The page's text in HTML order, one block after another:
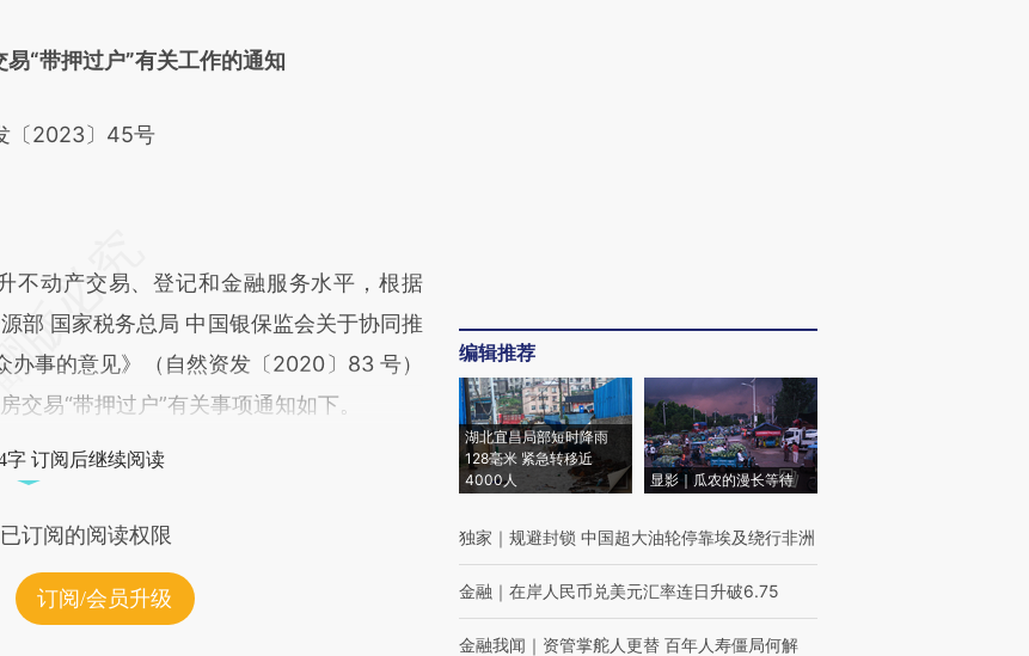
“带押过户”有关工作的通知
〔2023〕45号
动产交易、登记和金融服务水平，根据
部 国家税务总局 中国银保监会关于协同推
事的意见》（自然资发〔2020〕83 号）
易“带押过户”有关事项通知如下。
字 订阅后继续阅读
订阅的阅读权限
订阅/会员升级
编辑推荐
湖北宜昌局部短时降雨
128毫米 紧急转移近
4000人
显影｜瓜农的漫长等待
独家 ｜ 规避封锁 中国超大油轮停靠埃及绕行非洲
金融 ｜ 在岸人民币兑美元汇率连日升破6.75
金融我闻 ｜ 资管掌舵人更替 百年人寿僵局何解